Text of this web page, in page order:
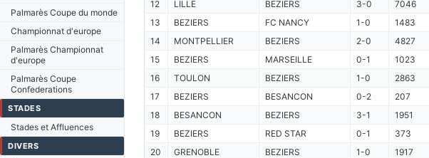
Palmarès Coupe du monde
Championnat d'europe
Palmarès Championnat
d'europe
Palmarès Coupe
Confederations
STADES
Stades et Affluences
DIVERS
12
LILLE BEZIERS 3-0
7046
13
BEZIERS FC NANCY 1-0
1483
14
MONTPELLIER BEZIERS 2-0
4827
15
BEZIERS MARSEILLE 0-1
1023
16
TOULON BEZIERS 1-0
2863
17
BEZIERS BESANCON 0-2
207
18
BESANCON BEZIERS 3-1
1951
19
BEZIERS RED STAR 0-1
373
20
GRENOBLE BEZIERS 1-0
1917